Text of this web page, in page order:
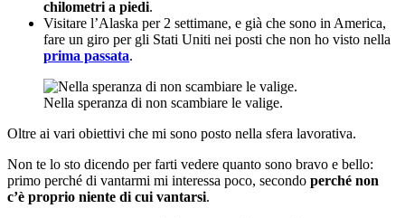
chilometri a piedi.
Visitare l’Alaska per 2 settimane, e già che sono in America,
fare un giro per gli Stati Uniti nei posti che non ho visto nella
prima passata.
Nella speranza di non scambiare le valige.
Oltre ai vari obiettivi che mi sono posto nella sfera lavorativa.
Non te lo sto dicendo per farti vedere quanto sono bravo e bello:
primo perché di vantarmi mi interessa poco, secondo perché non
c’è proprio niente di cui vantarsi.